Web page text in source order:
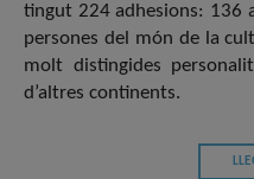
tingut 224 adhesions: 136
persones del món de la
molt distingides
d’altres continents.